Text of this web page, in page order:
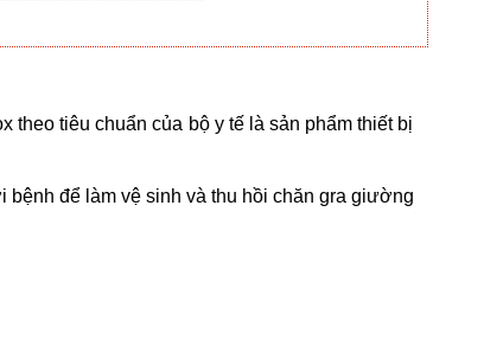
tiêu chuẩn của bộ y tế là sản phẩm thiết bị
để làm vệ sinh và thu hồi chăn gra giường